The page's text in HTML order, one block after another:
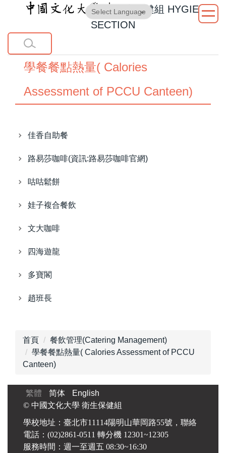
主
內
衛生保健組 HYGIENE
SECTION
Translate
學餐餐點熱量( Calories
Assessment of PCCU Canteen)
佳香自助餐
路易莎咖啡(資訊:路易莎咖啡官網)
咕咕鬆餅
娃子複合餐飲
文大咖啡
四海遊龍
多寶閣
趙班長
首頁
餐飲管理(Catering Management)
學餐餐點熱量( Calories Assessment of PCCU
Canteen)
繁體 简体
English
© 中國文化大學 衛生保健組
學校地址：臺北市11114陽明山華岡路55號，聯絡
電話：(02)2861-0511 轉分機 12301~12305
服務時間：週一至週五 08:30~16:30